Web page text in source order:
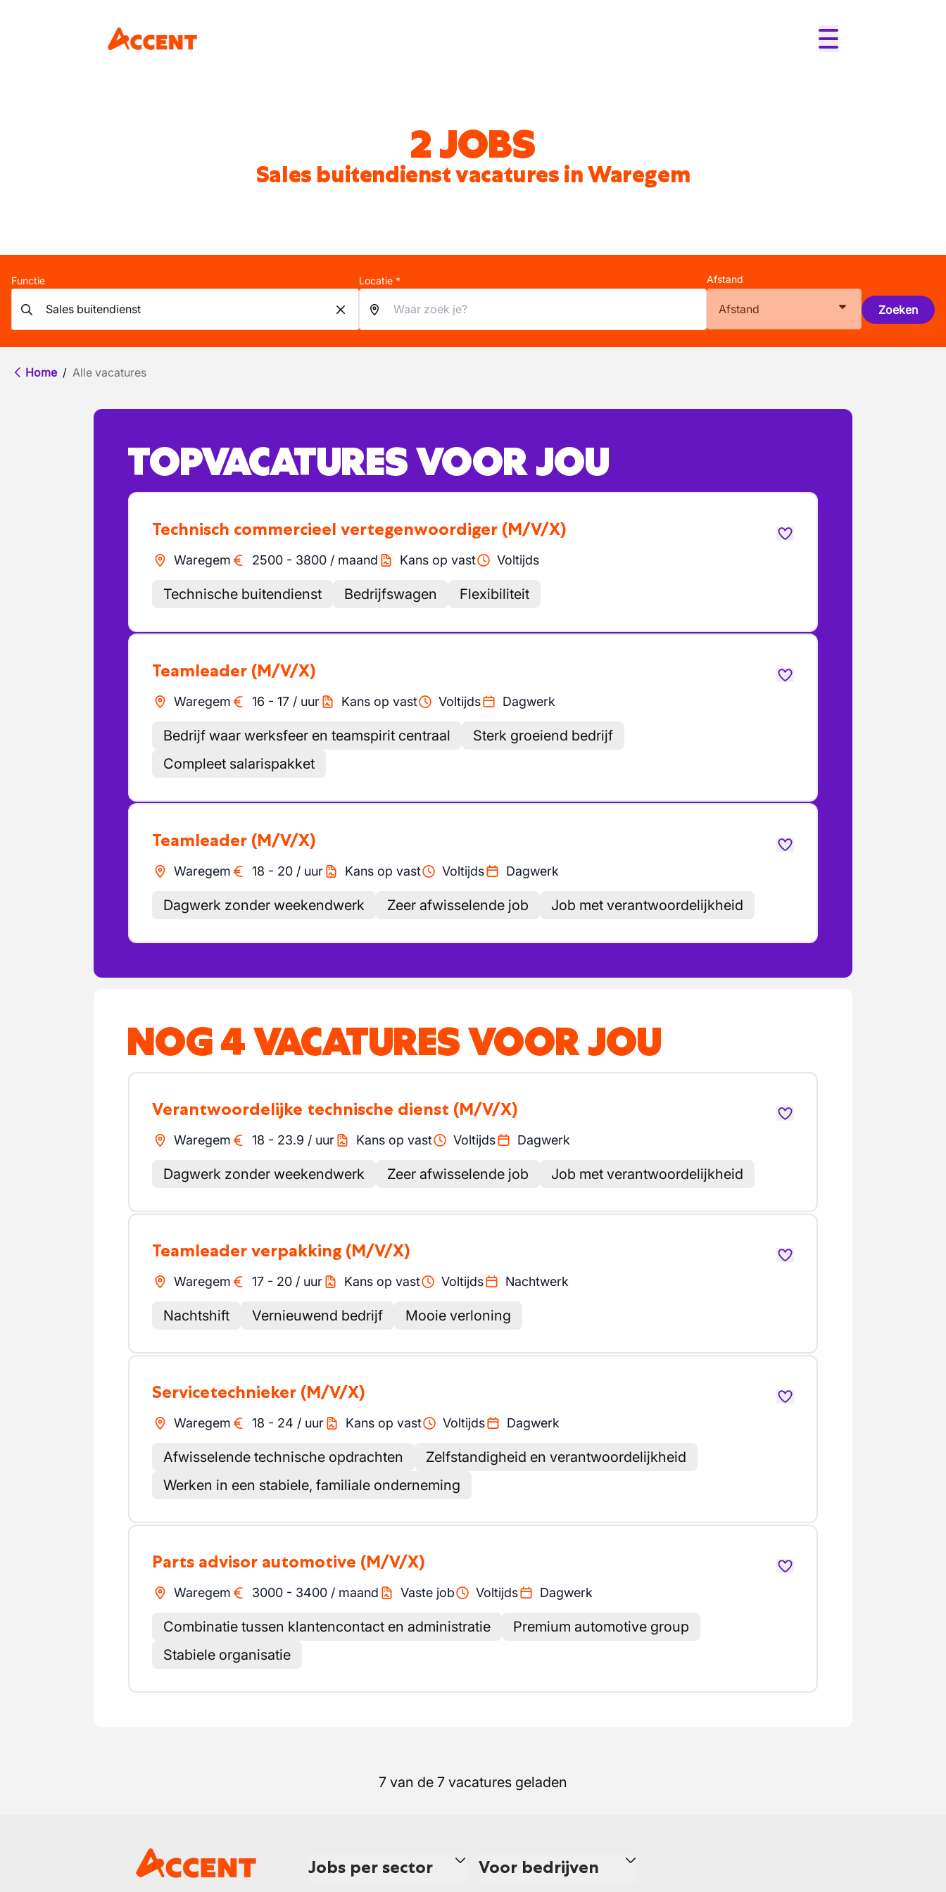
2 JOBS
Sales buitendienst vacatures in Waregem
Functie Locatie * Afstand
Afstand Zoeken
Home / Alle vacatures
TOPVACATURES VOOR JOU
Technisch commercieel vertegenwoordiger (M/V/X)
Waregem 2500 - 3800 / maand Kans op vast Voltijds
Technische buitendienst Bedrijfswagen Flexibiliteit
Teamleader (M/V/X)
Waregem 16 - 17 / uur Kans op vast Voltijds Dagwerk
Bedrijf waar werksfeer en teamspirit centraal
Sterk groeiend bedrijf
Compleet salarispakket
Teamleader (M/V/X)
Waregem 18 - 20 / uur Kans op vast Voltijds Dagwerk
Dagwerk zonder weekendwerk Zeer afwisselende job Job met verantwoordelijkheid
NOG 4 VACATURES VOOR JOU
Verantwoordelijke technische dienst (M/V/X)
Waregem 18 - 23.9 / uur Kans op vast Voltijds Dagwerk
Dagwerk zonder weekendwerk Zeer afwisselende job Job met verantwoordelijkheid
Teamleader verpakking (M/V/X)
Waregem 17 - 20 / uur Kans op vast Voltijds Nachtwerk
Nachtshift Vernieuwend bedrijf Mooie verloning
Servicetechnieker (M/V/X)
Waregem 18 - 24 / uur Kans op vast Voltijds Dagwerk
Afwisselende technische opdrachten
Zelfstandigheid en verantwoordelijkheid
Werken in een stabiele, familiale onderneming
Parts advisor automotive (M/V/X)
Waregem 3000 - 3400 / maand Vaste job Voltijds Dagwerk
Combinatie tussen klantencontact en administratie
Premium automotive group
Stabiele organisatie
7 van de 7 vacatures geladen
Jobs per sector Voor bedrijven